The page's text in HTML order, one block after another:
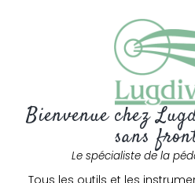
Bienvenue chez
sans
Le spécialiste de la
Tous les outils et les